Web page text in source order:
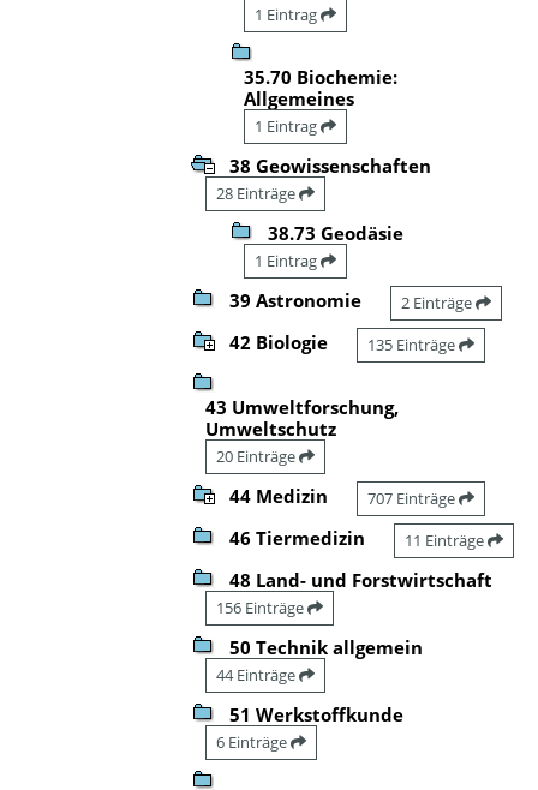
1 Eintrag
35.70 Biochemie:
Allgemeines
1 Eintrag
38 Geowissenschaften
28 Einträge
38.73 Geodäsie
1 Eintrag
39 Astronomie 2 Einträge
42 Biologie 135 Einträge
43 Umweltforschung,
Umweltschutz
20 Einträge
44 Medizin 707 Einträge
46 Tiermedizin 11 Einträge
48 Land- und Forstwirtschaft
156 Einträge
50 Technik allgemein
44 Einträge
51 Werkstoffkunde
6 Einträge